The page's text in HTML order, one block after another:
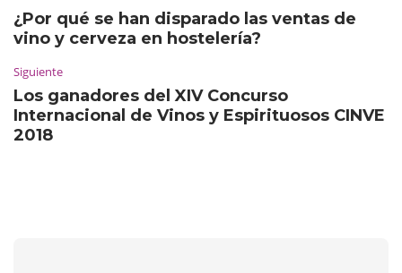
¿Por qué se han disparado las ventas de
vino y cerveza en hostelería?
Siguiente
Los ganadores del XIV Concurso
Internacional de Vinos y Espirituosos CINVE
2018